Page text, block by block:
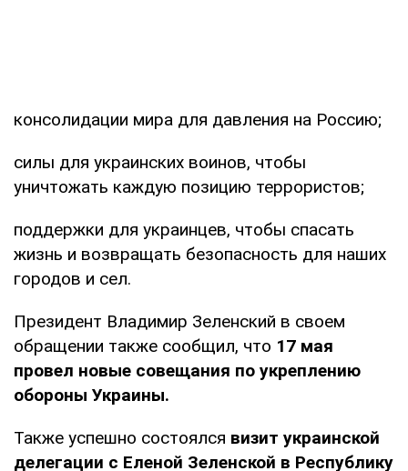
консолидации мира для давления на Россию;
силы для украинских воинов, чтобы
уничтожать каждую позицию террористов;
поддержки для украинцев, чтобы спасать
жизнь и возвращать безопасность для наших
городов и сел.
Президент Владимир Зеленский в своем
обращении также сообщил, что 17 мая
провел новые совещания по укреплению
обороны Украины.
Также успешно состоялся визит украинской
делегации с Еленой Зеленской в Республику